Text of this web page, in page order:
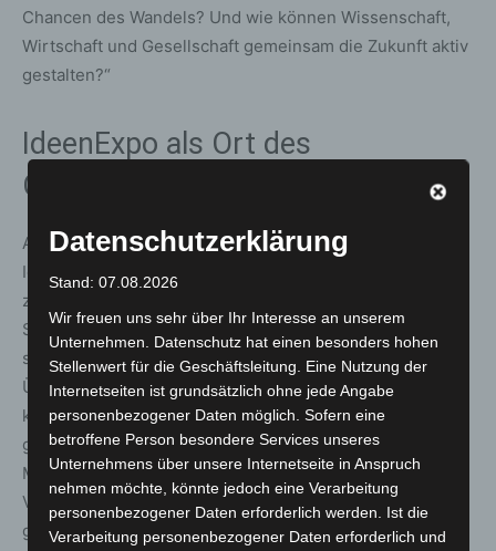
Chancen des Wandels? Und wie können Wissenschaft,
Wirtschaft und Gesellschaft gemeinsam die Zukunft aktiv
gestalten?“
IdeenExpo als Ort des
Optimismus
Auch Volker Schmidt, Aufsichtsratsvorsitzender der
IdeenExpo GmbH, unterstrich die enge Verbindung
zwischen der neuen Talk-Reihe und dem
Selbstverständnis der Veranstaltung: „Die IdeenExpo
steht seit Anbeginn für Optimismus, Neugier und die
Überzeugung, dass wir unsere Zukunft selbst gestalten
können. Genau deshalb passt die Reihe ‚Yes, we can!‘ so
gut zu unserer Veranstaltung. Wir brauchen wieder mehr
Mut, Chancen zu erkennen, Neues auszuprobieren und
Veränderungen als Möglichkeit zu begreifen. Denn: Es
gibt nichts Gutes, außer man tut es!“
Datenschutzerklärung
Stand: 07.08.2026
Wir freuen uns sehr über Ihr Interesse an unserem
Unternehmen. Datenschutz hat einen besonders hohen
Stellenwert für die Geschäftsleitung. Eine Nutzung der
Internetseiten ist grundsätzlich ohne jede Angabe
personenbezogener Daten möglich. Sofern eine
betroffene Person besondere Services unseres
Unternehmens über unsere Internetseite in Anspruch
nehmen möchte, könnte jedoch eine Verarbeitung
personenbezogener Daten erforderlich werden. Ist die
Verarbeitung personenbezogener Daten erforderlich und